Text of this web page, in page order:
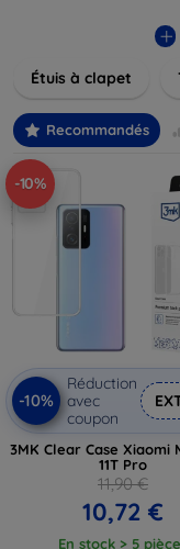
allant des modèles
matériaux de haute
parfait pour
durabilité de votre
Étuis à clapet
Recommandés
-10%
-10%
Réduction
avec
coupon
3MK Clear Case Xiaomi
11T Pro
11,90 €
10,72 €
En stock > 5